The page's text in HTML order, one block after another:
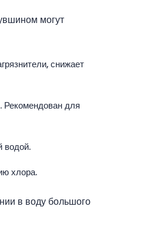
могут
снижает
Рекомендован для
водой.
хлора.
в воду большого